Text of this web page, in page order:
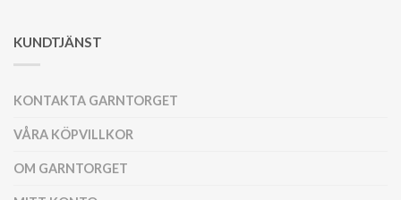
KUNDTJÄNST
KONTAKTA GARNTORGET
VÅRA KÖPVILLKOR
OM GARNTORGET